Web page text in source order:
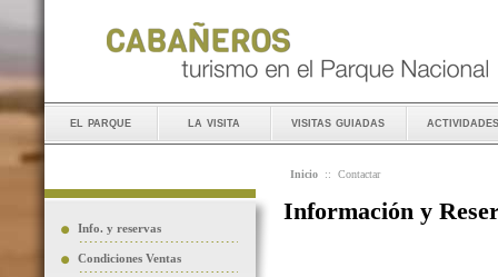
el parque la visita visitas guiadas actividades
Info. y reservas
Condiciones Ventas
Inicio :: Contactar
Información y